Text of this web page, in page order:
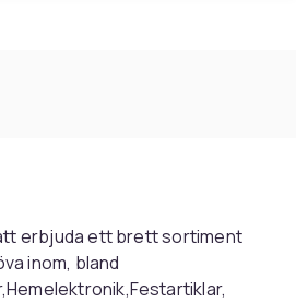
erbjuda ett brett sortiment
inom, bland